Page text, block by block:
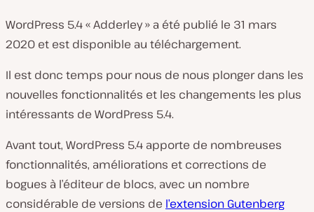
WordPress 5.4 « Adderley » a été publié le 31 mars
2020 et est disponible au téléchargement.
Il est donc temps pour nous de nous plonger dans les
nouvelles fonctionnalités et les changements les plus
intéressants de WordPress 5.4.
Avant tout, WordPress 5.4 apporte de nombreuses
fonctionnalités, améliorations et corrections de
bogues à l’éditeur de blocs, avec un nombre
considérable de versions de l’extension Gutenberg